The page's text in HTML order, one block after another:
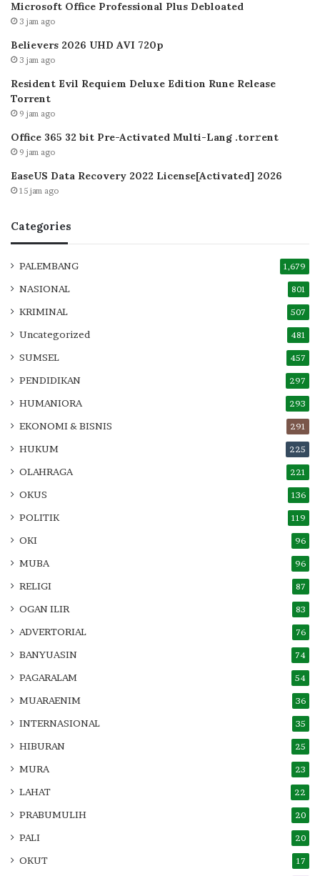
Microsoft Office Professional Plus Debloated
3 jam ago
Believers 2026 UHD AVI 720p
3 jam ago
Resident Evil Requiem Deluxe Edition Rune Release
Torrent
9 jam ago
Office 365 32 bit Pre-Activated Multi-Lang .tоr𝚛еnt
9 jam ago
EaseUS Data Recovery 2022 License[Activated] 2026
15 jam ago
Categories
PALEMBANG 1,679
NASIONAL 801
KRIMINAL 507
Uncategorized 481
SUMSEL 457
PENDIDIKAN 297
HUMANIORA 293
EKONOMI & BISNIS 291
HUKUM 225
OLAHRAGA 221
OKUS 136
POLITIK 119
OKI 96
MUBA 96
RELIGI 87
OGAN ILIR 83
ADVERTORIAL 76
BANYUASIN 74
PAGARALAM 54
MUARAENIM 36
INTERNASIONAL 35
HIBURAN 25
MURA 23
LAHAT 22
PRABUMULIH 20
PALI 20
OKUT 17